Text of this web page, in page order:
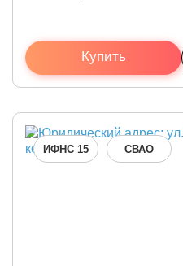
Купить
ИФНС 15 СВАО